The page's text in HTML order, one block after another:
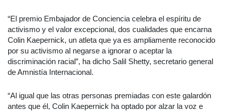
“El premio Embajador de Conciencia celebra el espíritu de
activismo y el valor excepcional, dos cualidades que encarna
Colin Kaepernick, un atleta que ya es ampliamente reconocido
por su activismo al negarse a ignorar o aceptar la
discriminación racial”, ha dicho Salil Shetty, secretario general
de Amnistía Internacional.
“Al igual que las otras personas premiadas con este galardón
antes que él, Colin Kaepernick ha optado por alzar la voz e